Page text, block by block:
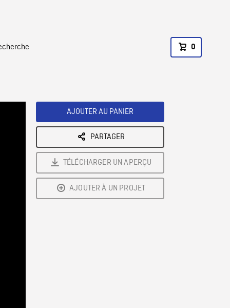
0
AJOUTER AU PANIER
PARTAGER
TÉLÉCHARGER UN APERÇU
AJOUTER À UN PROJET